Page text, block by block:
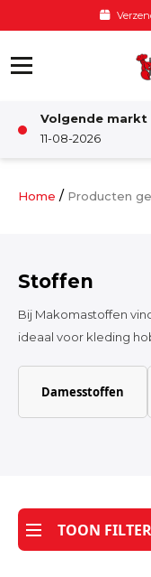
Volgende markt
11-08-2026
Home / Producten
Stoffen
Bij Makomastoffen
ideaal voor kleding
Damesstoffen
TOON